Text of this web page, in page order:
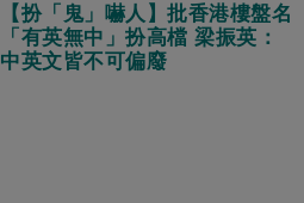
【扮「鬼」嚇人】批香港樓盤名
「有英無中」扮高檔 梁振英：
中英文皆不可偏廢